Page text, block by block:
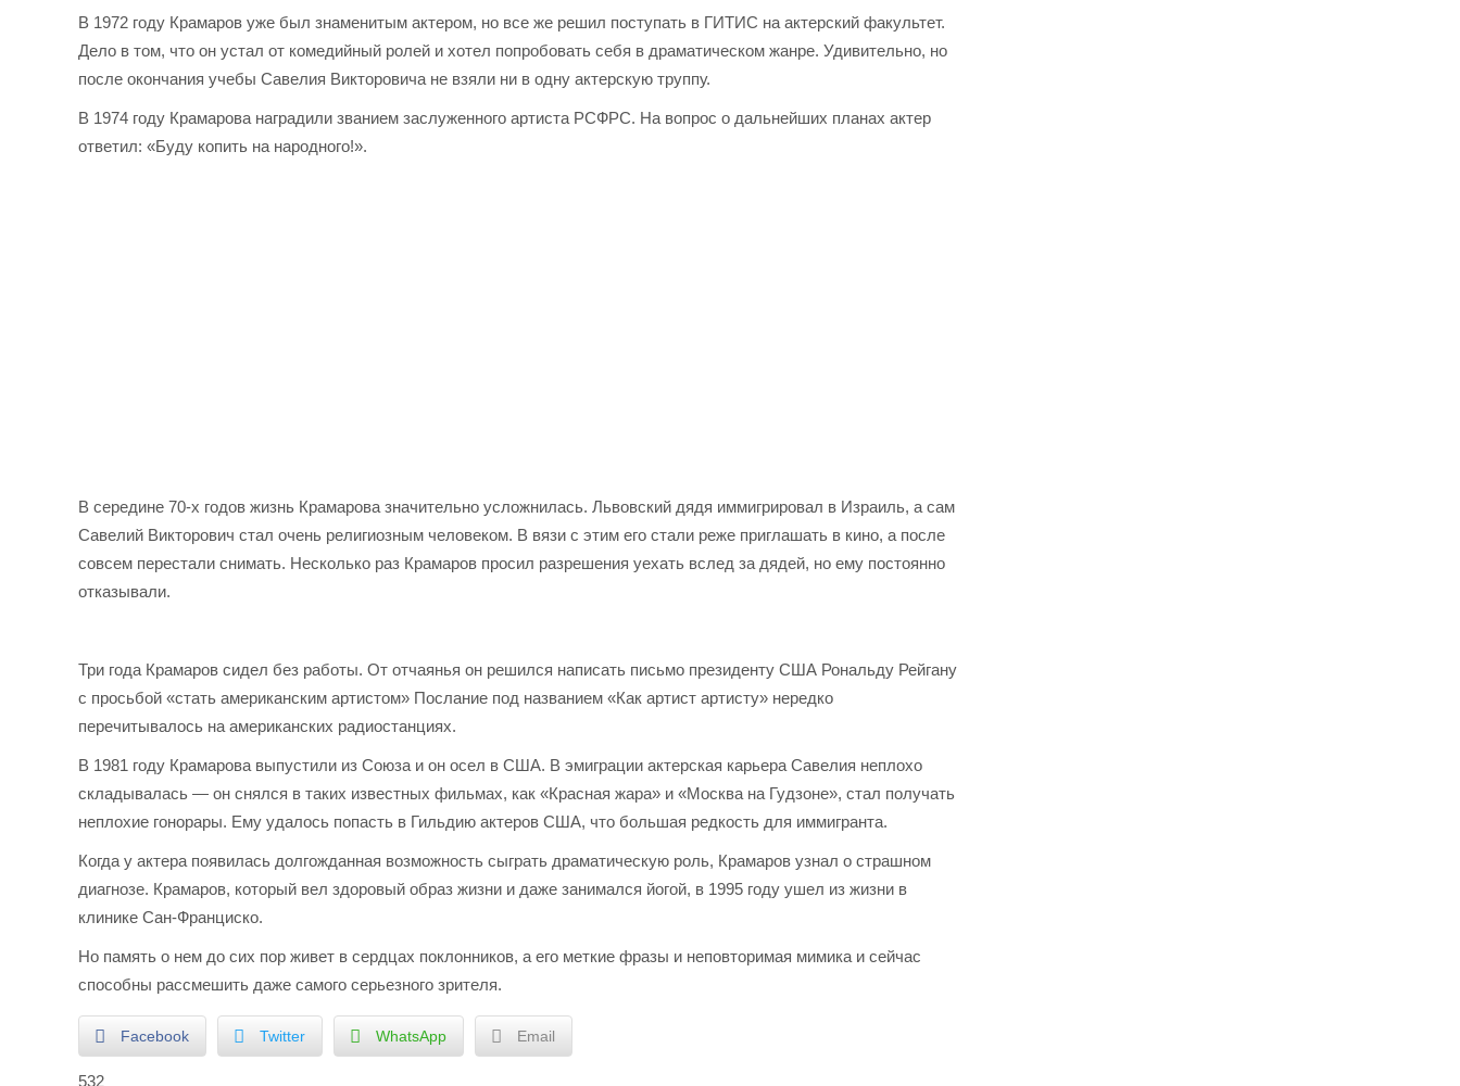
В 1972 году Крамаров уже был знаменитым актером, но все же решил поступать в ГИТИС на актерский факультет.
Дело в том, что он устал от комедийный ролей и хотел попробовать себя в драматическом жанре. Удивительно, но
после окончания учебы Савелия Викторовича не взяли ни в одну актерскую труппу.
В 1974 году Крамарова наградили званием заслуженного артиста РСФРС. На вопрос о дальнейших планах актер
ответил: «Буду копить на народного!».
В середине 70-х годов жизнь Крамарова значительно усложнилась. Львовский дядя иммигрировал в Израиль, а сам
Савелий Викторович стал очень религиозным человеком. В вязи с этим его стали реже приглашать в кино, а после
совсем перестали снимать. Несколько раз Крамаров просил разрешения уехать вслед за дядей, но ему постоянно
отказывали.
Три года Крамаров сидел без работы. От отчаянья он решился написать письмо президенту США Рональду Рейгану
с просьбой «стать американским артистом» Послание под названием «Как артист артисту» нередко
перечитывалось на американских радиостанциях.
В 1981 году Крамарова выпустили из Союза и он осел в США. В эмиграции актерская карьера Савелия неплохо
складывалась — он снялся в таких известных фильмах, как «Красная жара» и «Москва на Гудзоне», стал получать
неплохие гонорары. Ему удалось попасть в Гильдию актеров США, что большая редкость для иммигранта.
Когда у актера появилась долгожданная возможность сыграть драматическую роль, Крамаров узнал о страшном
диагнозе. Крамаров, который вел здоровый образ жизни и даже занимался йогой, в 1995 году ушел из жизни в
клинике Сан-Франциско.
Но память о нем до сих пор живет в сердцах поклонников, а его меткие фразы и неповторимая мимика и сейчас
способны рассмешить даже самого серьезного зрителя.
Facebook Twitter WhatsApp Email
532